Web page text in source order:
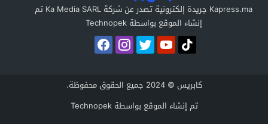
Kapress.ma جريدة إلكترونية تصدر عن شركة Ka Media SARL تم
إنشاء الموقع بواسطة Technopek
كابريس © 2024 جميع الحقوق محفوظة.
تم إنشاء الموقع بواسطةTechnopek